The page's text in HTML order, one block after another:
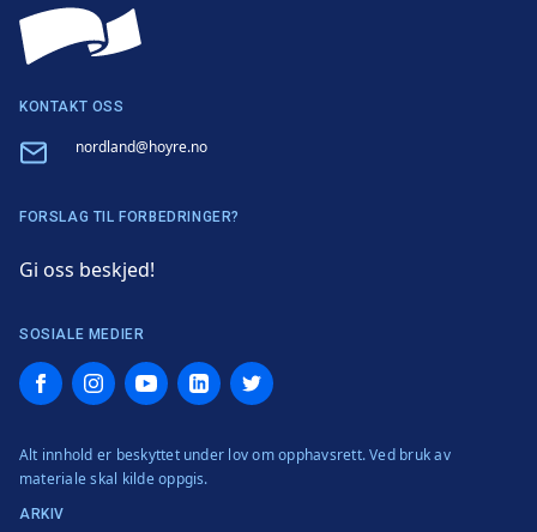
KONTAKT OSS
Email nordland@hoyre.no
FORSLAG TIL FORBEDRINGER?
Gi oss beskjed!
SOSIALE MEDIER
FacebookInstagramYouTubeLinkedInTwitter
Alt innhold er beskyttet under lov om opphavsrett. Ved bruk av
materiale skal kilde oppgis.
ARKIV